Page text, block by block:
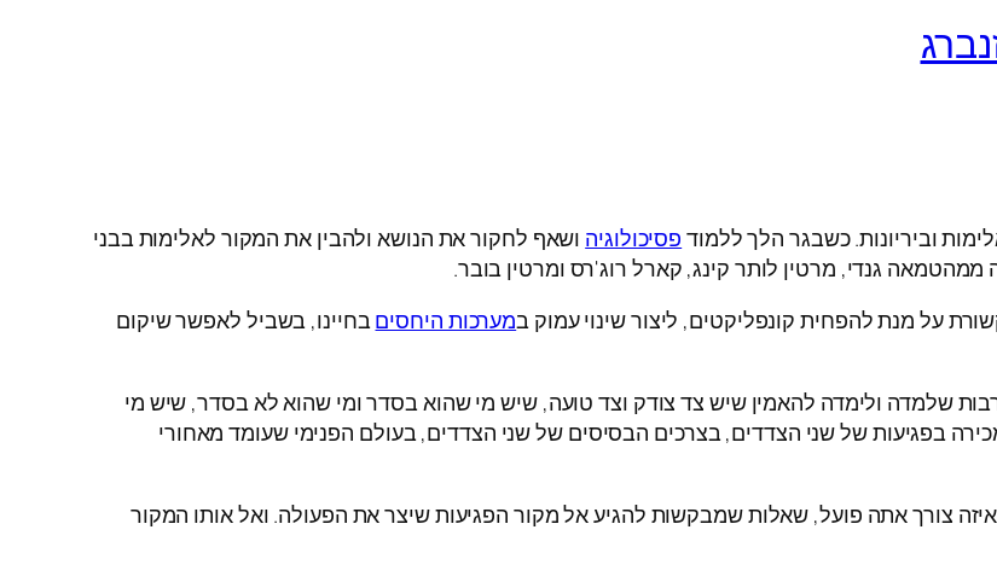
וביריונות. כשבגר הלך ללמוד פסיכולוגיה ושאף לחקור את הנושא ולהבין את המקור לאלימות בבני
גנדי, מרטין לותר קינג, קארל רוג'רס ומרטין בובר.
על מנת להפחית קונפליקטים, ליצור שינוי עמוק במערכות היחסיםבחיינו, בשביל לאפשר שיקום
שלמדה ולימדה להאמין שיש צד צודק וצד טועה, שיש מי שהוא בסדר ומי שהוא לא בסדר, שיש מי
בפגיעות של שני הצדדים, בצרכים הבסיסים של שני הצדדים, בעולם הפנימי שעומד מאחורי
צורך אתה פועל, שאלות שמבקשות להגיע אל מקור הפגיעות שיצר את הפעולה. ואל אותו המקור